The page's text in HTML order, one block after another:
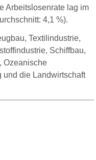
Arbeitslosenrate lag im
4,1 %).
Textilindustrie,
Schiffbau,
Ozeanische
und die Landwirtschaft